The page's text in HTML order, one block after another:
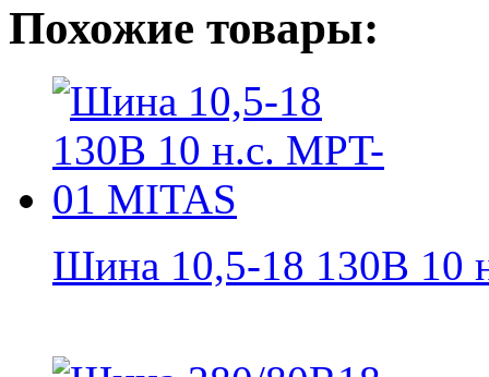
Похожие товары:
Шина 10,5-18 130B 10